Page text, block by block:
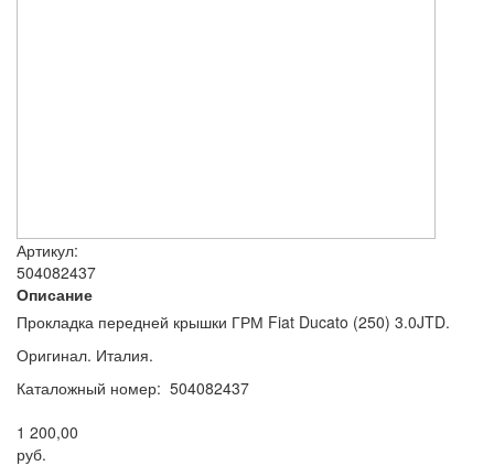
Артикул:
504082437
Описание
Прокладка передней крышки ГРМ Fiat Ducato (250) 3.0JTD.
Оригинал. Италия.
Каталожный номер: 504082437
1 200,00
руб.